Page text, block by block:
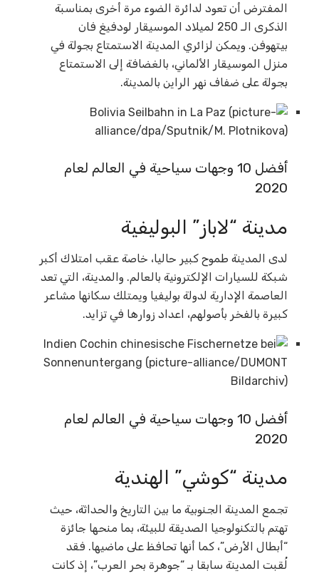
المفترض أن تعود لدائرة الضوء مرة أخرى بمناسبة
الذكرى الـ 250 لميلاد الموسيقار لودفيغ فان
بيتهوفن. ويمكن لزائري المدينة الاستمتاع بجولة في
منزل الموسيقار الألماني، بالغضافة إلى الاستمتاع
بجولة على ضفاف نهر الراين بالمدينة.
أفضل 10 وجهات سياحية في العالم لعام
2020
مدينة “لاباز” البوليفية
لدى المدينة طموح كبير حاليا، خاصة عقب امتلاك أكبر
شبكة للسيارات الإلكترونية بالعالم. والمدينة، التي تعد
العاصمة الإدارية لدولة بوليفيا ويمتلك سكانها مشاعر
كبيرة بالفخر بأصولهم، اعداد زوارها في تزايد.
أفضل 10 وجهات سياحية في العالم لعام
2020
مدينة “كوشي” الهندية
تجمع المدينة الجنوبية ما بين التاريخ والحداثة، حيث
تهتم بالتكنولوجيا الصديقة للبيئة، بما منحها جائزة
“أبطال الأرض”، كما أنها تحافظ على ماضيها. فقد
لُقبت المدينة سابقا بـ “جوهرة بحر العرب”، إذ كانت